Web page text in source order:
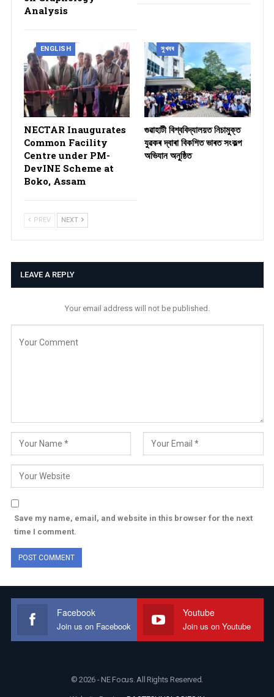
Analysis
ENGLISH
NECTAR Inaugurates
Common Facility
Centre under PM-
DevINE Scheme at
Boko, Assam
সুখবৰ
গুৱাহাটী বিশ্ববিদ্যালয়ত নিচামুক্ত
যুৱকৰ দ্বাৰা বিকশিত ভাৰত সংকল্প
অভিযান অনুষ্ঠিত
PREV NEXT
LEAVE A REPLY
Your email address will not be published.
Save my name, email, and website in this browser for the next
time I comment.
Facebook
Join us on Facebook
Youtube
Join us on Youtube
© 2026 - NE Focus. All Rights Reserved.